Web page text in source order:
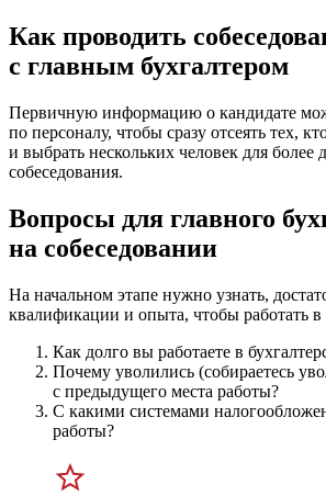
Как проводить
с главным бухгалтером
Первичную информацию о кандидате
по персоналу, чтобы сразу отсеять тех,
и выбрать нескольких человек для более
собеседования.
Вопросы для главного
на собеседовании
На начальном этапе нужно узнать,
квалификации и опыта, чтобы работать
Как долго вы работаете в
Почему уволились (собираетесь
с предыдущего места работы?
С какими системами
работы?